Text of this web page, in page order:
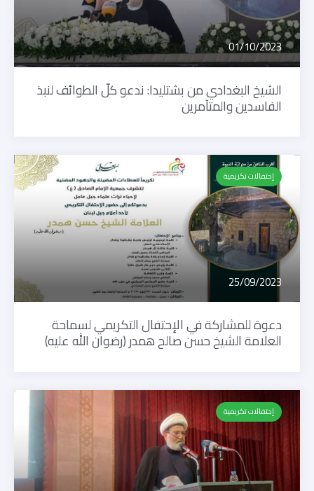
01/10/2023
الشيخ البغدادي من بشتليدا: ندعو كلّ الطوائف لنبذ
الفاسدين والمتآمرين
إحتفالات تكريمية
25/09/2023
دعوة للمشاركة في الإحتفال التكريمي لسماحة
العلامة الشيخ حسن صالح همدر (رضوان الله عليه)
إحتفالات تكريمية